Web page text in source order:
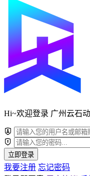
Hi~欢迎登录 广州云石
立即登录
我要注册 忘记密码